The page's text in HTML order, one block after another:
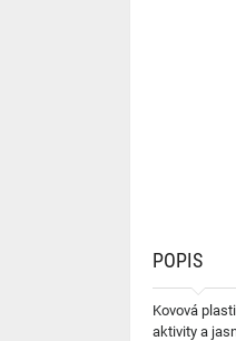
POPIS
Kovová
aktivity a